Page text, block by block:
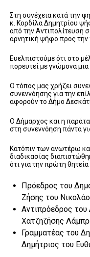
Στη συνέχεια κατά την
κ. Κορδίλα Δημητρίου
από την Αντιπολίτευση
αρνητική ψήφο προς την
Ευελπιστούμε ότι στο
πορευτεί με γνώμονα μια
Ο τόπος μας χρήζει
συνεννόησης για την
αφορούν το Δήμο
Ο Δήμαρχος και η
στη συνεννόηση πάντα
Κατόπιν των ανωτέρω
διαδικασίας
ότι για την πρώτη
Πρόεδρος του
Ζήσης του
Αντιπρόεδρος του
Χατζηζήσης
Γραμματέας του
Δημήτριος του